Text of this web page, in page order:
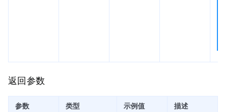
返回参数
参数 类型 示例值 描述